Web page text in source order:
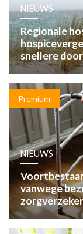
NIEUWS
Regionale
snellere
Premium
NIEUWS
vanwege